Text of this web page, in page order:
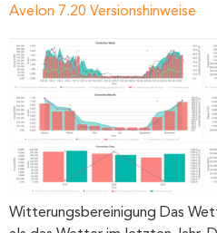
Avelon 7.20 Versionshinweise
Witterungsbereinigung Das